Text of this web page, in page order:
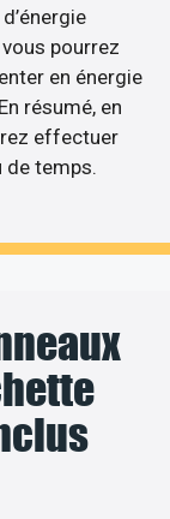
pourrez
en énergie
résumé, en
effectuer
de temps.